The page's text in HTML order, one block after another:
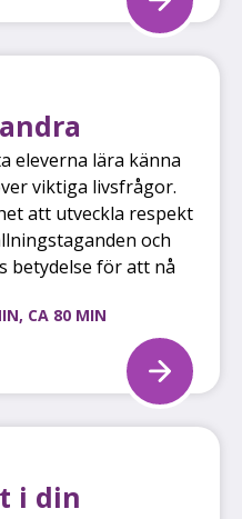
eleverna lära känna
viktiga livsfrågor.
att utveckla respekt
och
betydelse för att nå
, CA 80 MIN
i din